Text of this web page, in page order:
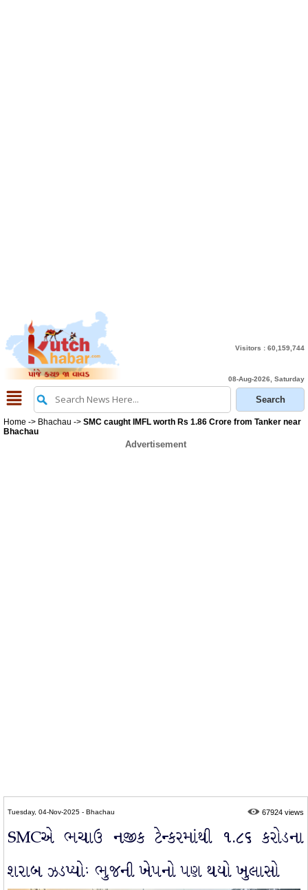
Visitors : 60,159,744
08-Aug-2026, Saturday
Home -> Bhachau -> SMC caught IMFL worth Rs 1.86 Crore from Tanker near
Bhachau
Advertisement
Tuesday, 04-Nov-2025 - Bhachau 67924 views
SMCએ ભચાઉ નજીક ટેન્કરમાંથી ૧.૮૬ કરોડના
શરાબ ઝડપ્યોઃ ભુજની ખેપનો પણ થયો ખુલાસો